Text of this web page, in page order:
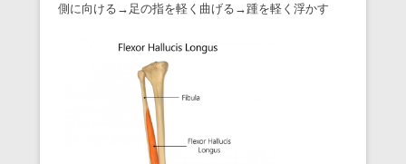
側に向ける→足の指を軽く曲げる→踵を軽く浮かす